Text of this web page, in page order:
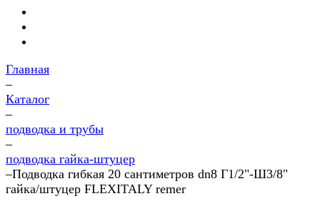
Главная
–
Каталог
–
подводка и трубы
–
подводка гайка-штуцер
–Подводка гибкая 20 сантиметров dn8 Г1/2"-Ш3/8"
гайка/штуцер FLEXITALY remer